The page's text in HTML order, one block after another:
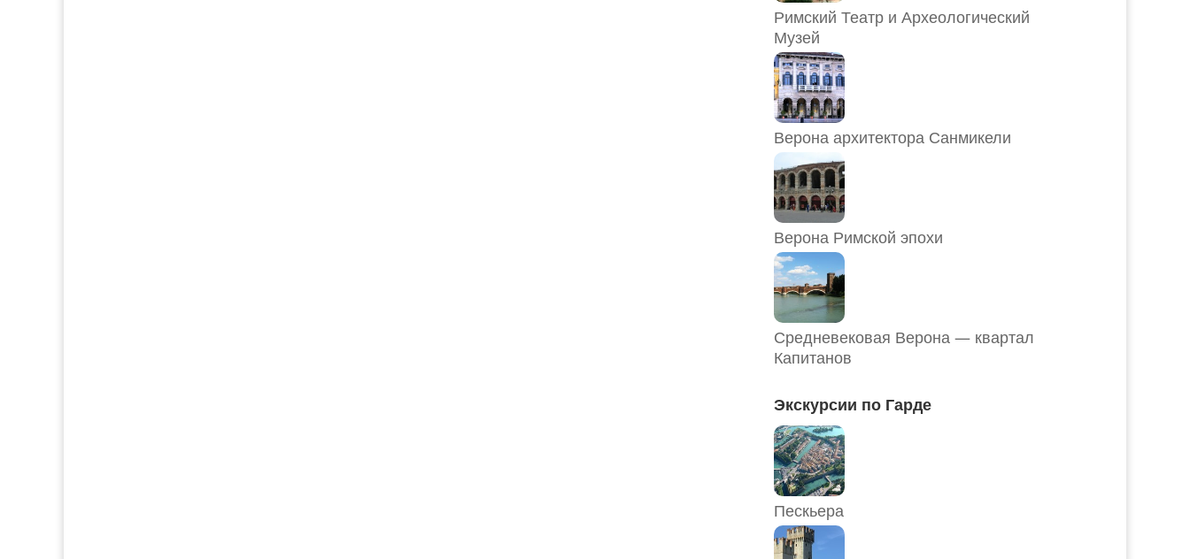
Римский Театр и Археологический
Музей
Верона архитектора Санмикели
Верона Римской эпохи
Средневековая Верона — квартал
Капитанов
Экскурсии по Гарде
Пескьера